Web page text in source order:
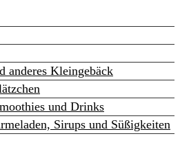
anderes Kleingebäck
und Drinks
Sirups und Süßigkeiten